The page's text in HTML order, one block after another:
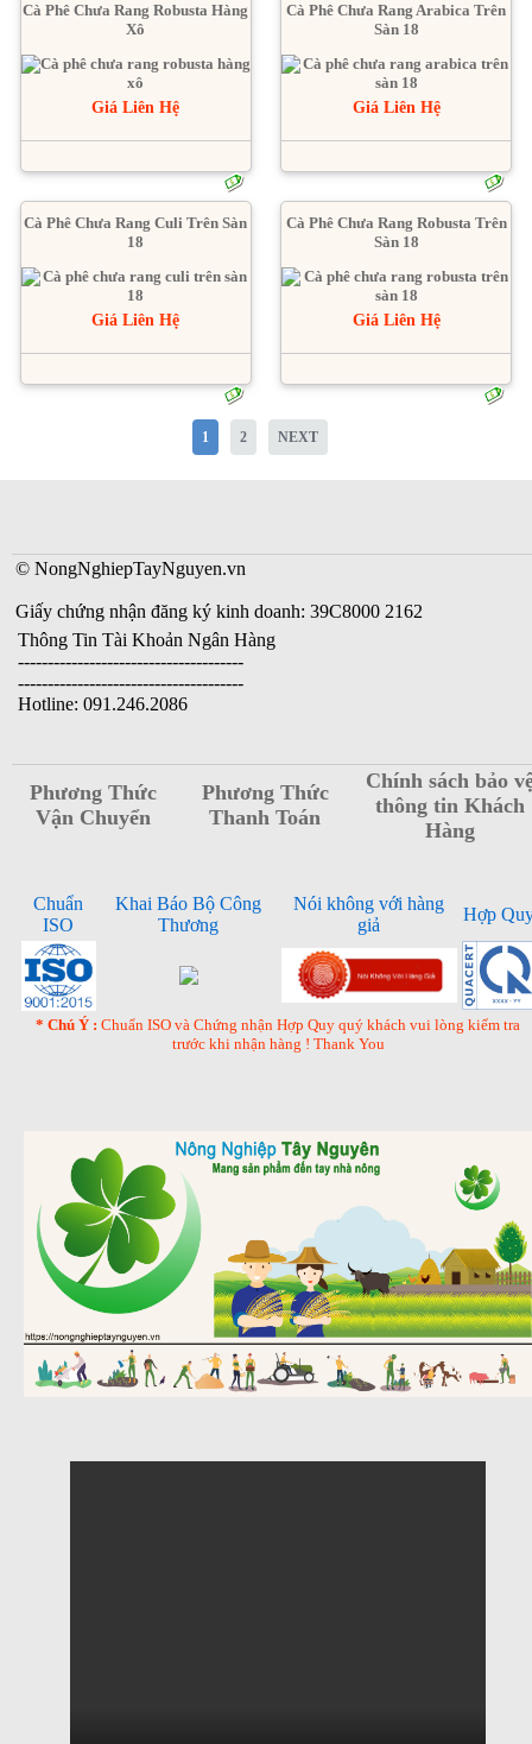
Cà Phê Chưa Rang Robusta Hàng
Xô
Giá Liên Hệ
Cà Phê Chưa Rang Arabica Trên
Sàn 18
Giá Liên Hệ
Cà Phê Chưa Rang Culi Trên Sàn
18
Giá Liên Hệ
Cà Phê Chưa Rang Robusta Trên
Sàn 18
Giá Liên Hệ
1 2 NEXT
© NongNghiepTayNguyen.vn
Giấy chứng nhận đăng ký kinh doanh: 39C8000 2162
Thông Tin Tài Khoản Ngân Hàng
--------------------------------------
--------------------------------------
Hotline: 091.246.2086
Phương Thức
Vận Chuyển
Phương Thức
Thanh Toán
Chính sách bảo
thông tin Khách
Hàng
Chuẩn
ISO
Khai Báo Bộ Công
Thương
Nói không với hàng
giả
Hợp
* Chú Ý : Chuẩn ISO và Chứng nhận Hợp Quy quý khách vui lòng kiểm tra
trước khi nhận hàng ! Thank You